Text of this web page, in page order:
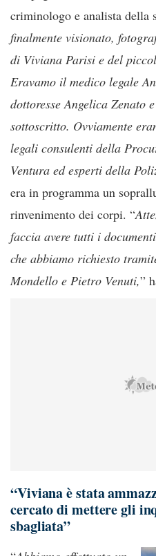
criminologo e analista della
finalmente visionato,
di Viviana Parisi e del
Eravamo il medico legale
dottoresse Angelica Zenato
sottoscritto. Ovviamente
legali consulenti della
Ventura ed esperti della
era in programma un
rinvenimento dei corpi. “
faccia avere tutti i
che abbiamo richiesto
Mondello e Pietro Venuti,”
“Viviana è stata
cercato di mettere gli
sbagliata”